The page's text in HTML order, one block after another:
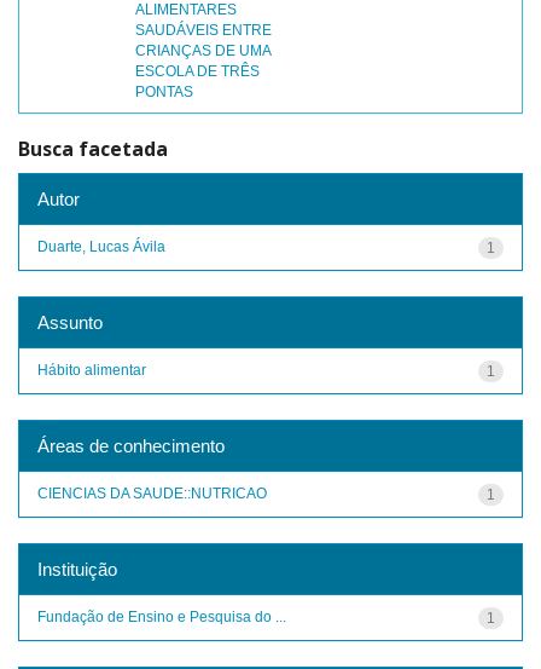
ALIMENTARES
SAUDÁVEIS ENTRE
CRIANÇAS DE UMA
ESCOLA DE TRÊS
PONTAS
Busca facetada
Autor
1
Duarte, Lucas Ávila
Assunto
1
Hábito alimentar
Áreas de conhecimento
1
CIENCIAS DA SAUDE::NUTRICAO
Instituição
1
Fundação de Ensino e Pesquisa do ...